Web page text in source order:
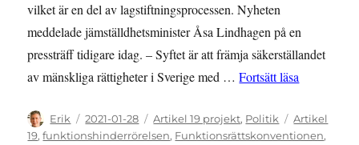
vilket är en del av lagstiftningsprocessen. Nyheten
meddelade jämställdhetsminister Åsa Lindhagen på en
pressträff tidigare idag. – Syftet är att främja säkerställandet
av mänskliga rättigheter i Sverige med …Fortsätt läsa
Författare
Erik
Publicerat
den
2021-01-28 Kategorier
Artikel 19 projekt, Politik Etiketter
Artikel
19,funktionshinderrörelsen, Funktionsrättskonventionen,